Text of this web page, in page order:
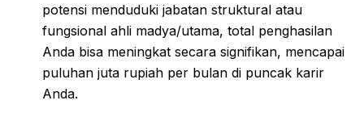
potensi menduduki jabatan struktural atau
fungsional ahli madya/utama, total penghasilan
Anda bisa meningkat secara signifikan, mencapai
puluhan juta rupiah per bulan di puncak karir
Anda.